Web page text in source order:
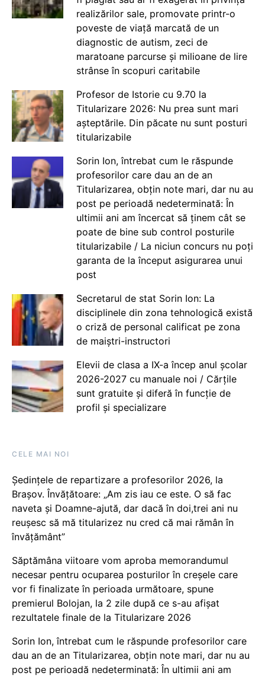
realizărilor sale, promovate printr-o
poveste de viață marcată de un
diagnostic de autism, zeci de
maratoane parcurse și milioane de lire
strânse în scopuri caritabile
Profesor de Istorie cu 9.70 la
Titularizare 2026: Nu prea sunt mari
așteptările. Din păcate nu sunt posturi
titularizabile
Sorin Ion, întrebat cum le răspunde
profesorilor care dau an de an
Titularizarea, obțin note mari, dar nu au
post pe perioadă nedeterminată: În
ultimii ani am încercat să ținem cât se
poate de bine sub control posturile
titularizabile / La niciun concurs nu poți
garanta de la început asigurarea unui
post
Secretarul de stat Sorin Ion: La
disciplinele din zona tehnologică există
o criză de personal calificat pe zona
de maiștri-instructori
Elevii de clasa a IX-a încep anul școlar
2026-2027 cu manuale noi / Cărțile
sunt gratuite și diferă în funcție de
profil și specializare
CELE MAI NOI
Ședințele de repartizare a profesorilor 2026, la
Brașov. Învățătoare: „Am zis iau ce este. O să fac
naveta și Doamne-ajută, dar dacă în doi,trei ani nu
reușesc să mă titularizez nu cred că mai rămân în
învățământ”
Săptămâna viitoare vom aproba memorandumul
necesar pentru ocuparea posturilor în creșele care
vor fi finalizate în perioada următoare, spune
premierul Bolojan, la 2 zile după ce s-au afișat
rezultatele finale de la Titularizare 2026
Sorin Ion, întrebat cum le răspunde profesorilor care
dau an de an Titularizarea, obțin note mari, dar nu au
post pe perioadă nedeterminată: În ultimii ani am